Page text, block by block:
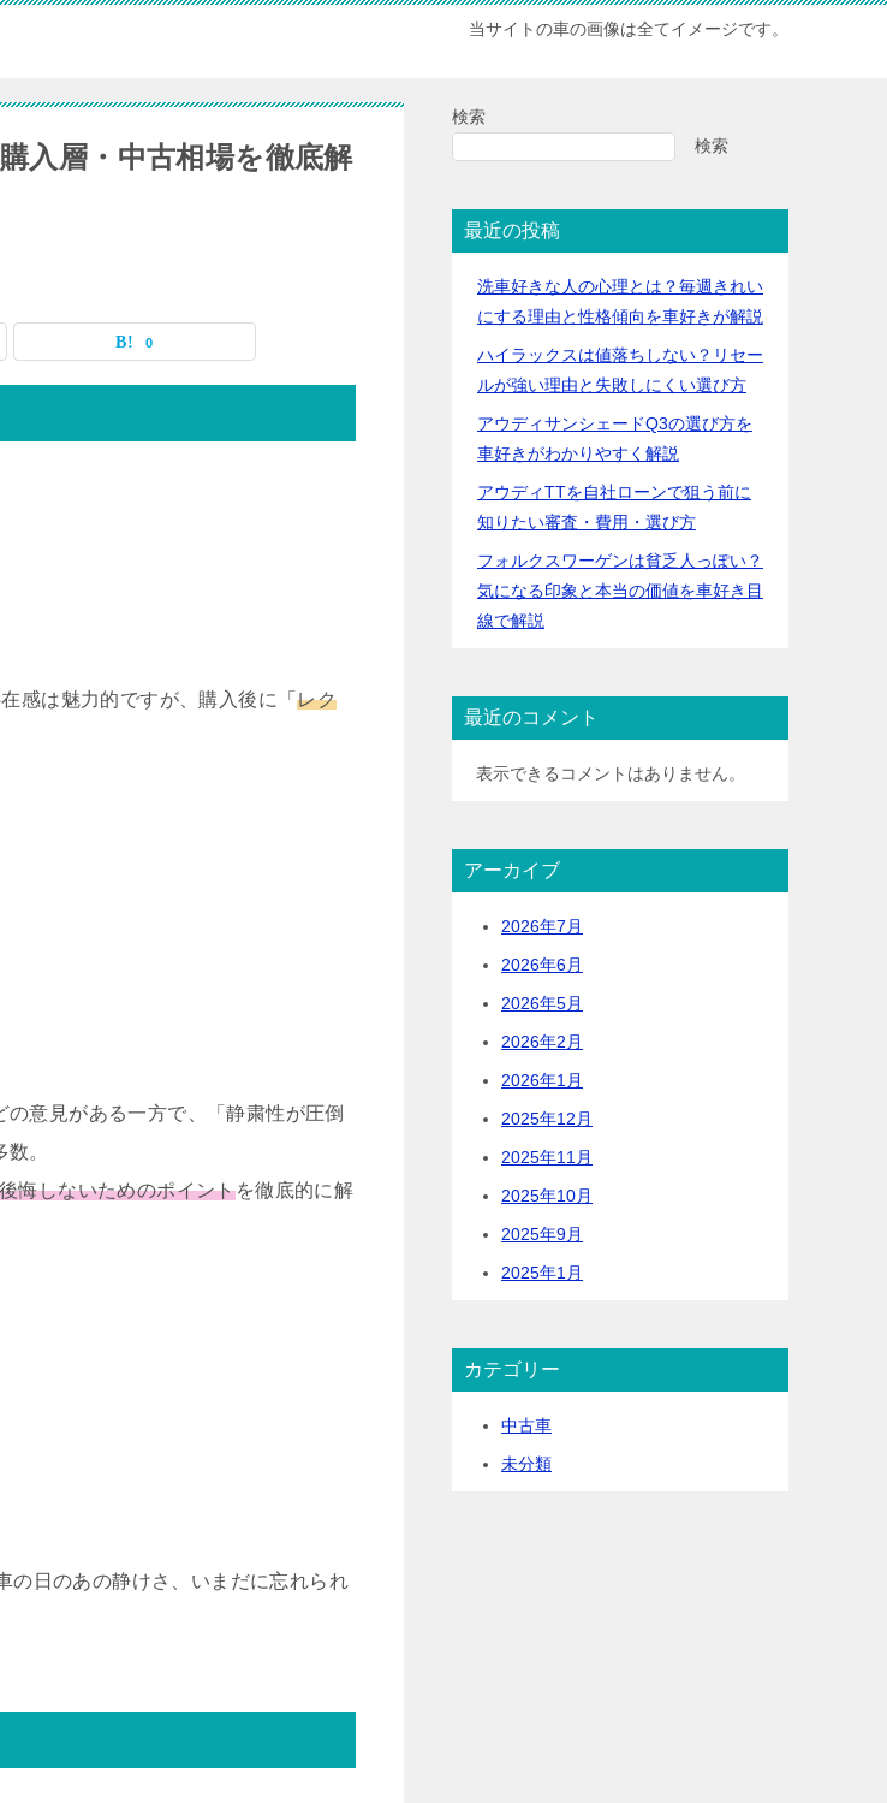
当サイトの車の画像は全てイメージです。
入層・中古相場を徹底解
0
感は魅力的ですが、購入後に「レク
意見がある一方で、「静粛性が圧倒
。
悔しないためのポイントを徹底的に解
の日のあの静けさ、いまだに忘れられ
検索
検索
最近の投稿
洗車好きな人の心理とは？毎週きれい
にする理由と性格傾向を車好きが解説
ハイラックスは値落ちしない？リセー
ルが強い理由と失敗しにくい選び方
アウディサンシェードQ3の選び方を
車好きがわかりやすく解説
アウディTTを自社ローンで狙う前に
知りたい審査・費用・選び方
フォルクスワーゲンは貧乏人っぽい？
気になる印象と本当の価値を車好き目
線で解説
最近のコメント
表示できるコメントはありません。
アーカイブ
2026年7月
2026年6月
2026年5月
2026年2月
2026年1月
2025年12月
2025年11月
2025年10月
2025年9月
2025年1月
カテゴリー
中古車
未分類